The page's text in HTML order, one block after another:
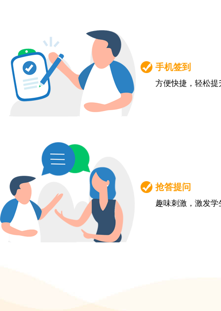
手机签到
方便快捷，轻松
抢答提问
趣味刺激，激发